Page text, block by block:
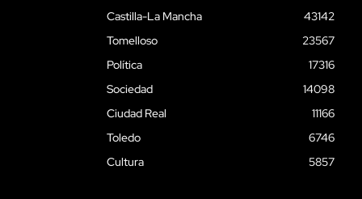
Castilla-La Mancha
43142
Tomelloso
23567
Política
17316
Sociedad
14098
Ciudad Real
11166
Toledo
6746
Cultura
5857